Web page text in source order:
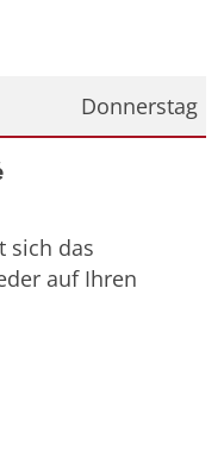
Donnerstag
sich das
auf Ihren